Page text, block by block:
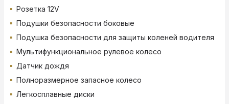
Розетка 12V
Подушки безопасности боковые
Подушка безопасности для защиты коленей водителя
Мультифункциональное рулевое колесо
Датчик дождя
Полноразмерное запасное колесо
Легкосплавные диски